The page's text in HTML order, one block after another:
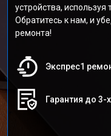
устройства, используя
Обратитесь к нам, и
ремонта!
Экспрес1
Гарантия до 3-